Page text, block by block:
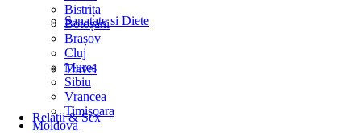
Sanatate si Diete
Travel
Relaţii & Sex
Bistrița
Botoșani
Brașov
Cluj
Mures
Sibiu
Vrancea
Timişoara
Moldova